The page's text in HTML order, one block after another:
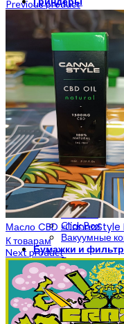
Гриндер с
Гриндер
Гриндер
Весы на граммы
Весы
Весы до 500
Аксессуары для
Сетки
Зажигалки
Пепельницы
Подносы
Японские
CBD
Хранение
Тайники
Зиплоки
Click Box
Вакуумные
Бумажки и
Бумага для
Бланты
Конусы
Handmade
Мерч
Мерч
Previous product
Масло CBD «СannaStyle
К товарам
Next product